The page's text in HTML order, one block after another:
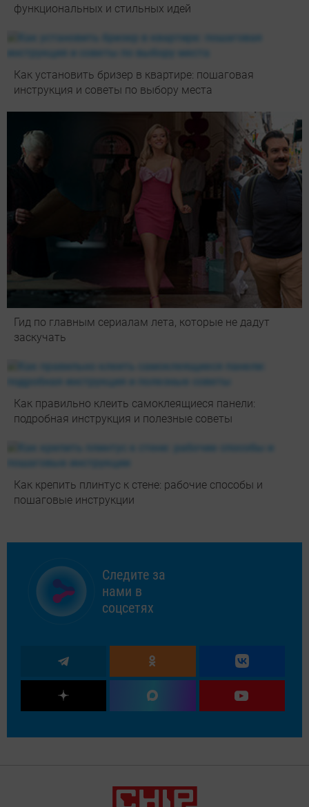
функциональных и стильных идей
Как установить бризер в квартире: пошаговая
инструкция и советы по выбору места
Гид по главным сериалам лета, которые не дадут
заскучать
Как правильно клеить самоклеящиеся панели:
подробная инструкция и полезные советы
Как крепить плинтус к стене: рабочие способы и
пошаговые инструкции
Следите за
нами в
соцсетях